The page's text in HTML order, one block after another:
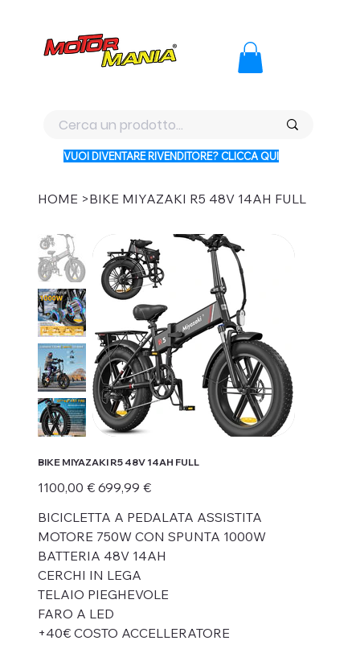
VUOI DIVENTARE RIVENDITORE? CLICCA QUI
HOME >BIKE MIYAZAKI R5 48V 14AH FULL
BIKE MIYAZAKI R5 48V 14AH FULL
Prezzo
originale
1100,00 €
Prezzo
scontato
699,99 €
BICICLETTA A PEDALATA ASSISTITA
MOTORE 750W CON SPUNTA 1000W
BATTERIA 48V 14AH
CERCHI IN LEGA
TELAIO PIEGHEVOLE
FARO A LED
+40€ COSTO ACCELLERATORE